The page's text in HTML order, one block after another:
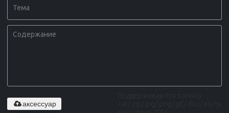
аксессуар